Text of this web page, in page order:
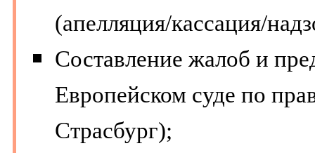
(апелляция/кассация/
Составление жалоб и
Европейском суде по
Страсбург);